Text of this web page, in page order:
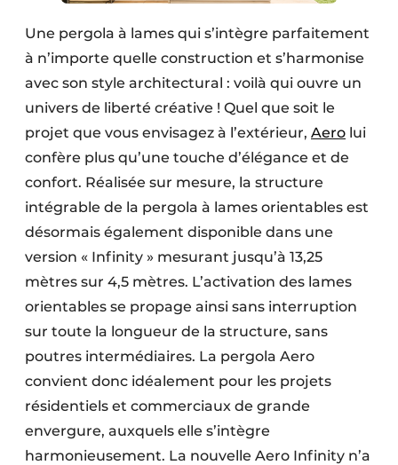
Une pergola à lames qui s’intègre parfaitement
à n’importe quelle construction et s’harmonise
avec son style architectural : voilà qui ouvre un
univers de liberté créative ! Quel que soit le
projet que vous envisagez à l’extérieur, Aero lui
confère plus qu’une touche d’élégance et de
confort. Réalisée sur mesure, la structure
intégrable de la pergola à lames orientables est
désormais également disponible dans une
version « Infinity » mesurant jusqu’à 13,25
mètres sur 4,5 mètres. L’activation des lames
orientables se propage ainsi sans interruption
sur toute la longueur de la structure, sans
poutres intermédiaires. La pergola Aero
convient donc idéalement pour les projets
résidentiels et commerciaux de grande
envergure, auxquels elle s’intègre
harmonieusement. La nouvelle Aero Infinity n’a